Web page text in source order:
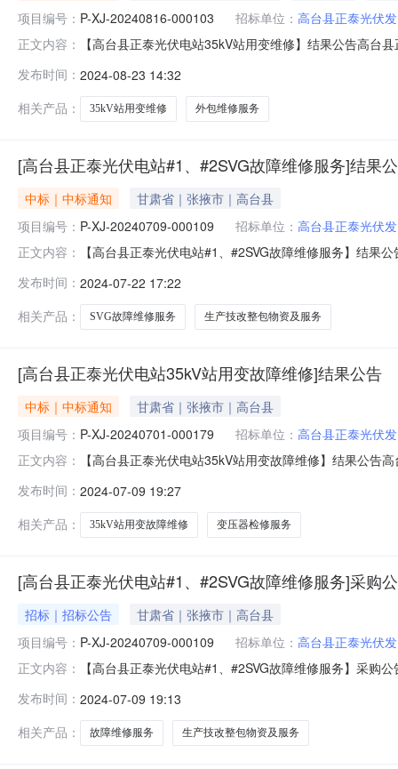
项目编号： P-XJ-20240816-000103 招标单位： 高台县正泰光伏
正文内容：
【高台县正泰光伏电站35kV站用变维修】结果公告高台
2017:40:54七、公告日期：2024-08-23具体规格、技术
发布时间： 2024-08-23 14:32
相关产品：
35kV站用变维修 外包维修服务
[高台县正泰光伏电站#1、#2SVG故障维修服务]结果
中标｜中标通知
甘肃省｜张掖市｜高台县
项目编号： P-XJ-20240709-000109 招标单位： 高台县正泰光伏
正文内容：
【高台县正泰光伏电站#1、#2SVG故障维修服务】结果
截止日期：2024-07-1214:00:00七、公告日期：2024-
发布时间： 2024-07-22 17:22
相关产品：
SVG故障维修服务 生产技改整包物资及服务
[高台县正泰光伏电站35kV站用变故障维修]结果公告
中标｜中标通知
甘肃省｜张掖市｜高台县
项目编号： P-XJ-20240701-000179 招标单位： 高台县正泰光伏
正文内容：
【高台县正泰光伏电站35kV站用变故障维修】结果公告
07-0512:00:49七、公告日期：2024-07-09具体规格、技
发布时间： 2024-07-09 19:27
相关产品：
35kV站用变故障维修 变压器检修服务
[高台县正泰光伏电站#1、#2SVG故障维修服务]采购
招标｜招标公告
甘肃省｜张掖市｜高台县
项目编号： P-XJ-20240709-000109 招标单位： 高台县正泰光伏
正文内容：
【高台县正泰光伏电站#1、#2SVG故障维修服务】采购
售后服务要求等详见下表。序号物料名称物料编码采购
发布时间： 2024-07-09 19:13
相关产品：
故障维修服务 生产技改整包物资及服务